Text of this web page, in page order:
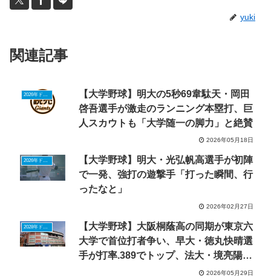
yuki
関連記事
【大学野球】明大の5秒69韋駄天・岡田
啓吾選手が激走のランニング本塁打、巨
人スカウトも「大学随一の脚力」と絶賛
2026年05月18日
2026年ドラフトニュース
【大学野球】明大・光弘帆高選手が初陣
で一発、強打の遊撃手「打った瞬間、行
ったなと」
2026年02月27日
2028年ドラフトニュース
【大学野球】大阪桐蔭高の同期が東京六
大学で首位打者争い、早大・徳丸快晴選
手が打率.389でトップ、法大・境亮陽選
2026年05月29日